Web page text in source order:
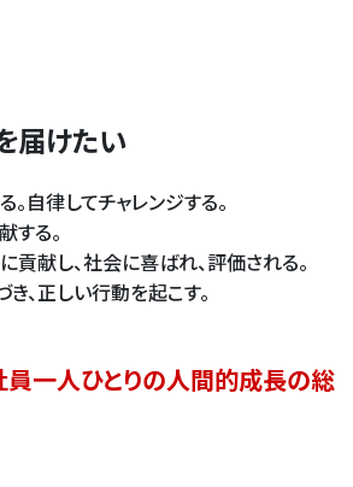
届けたい
自律してチャレンジする。
する。
貢献し、社会に喜ばれ、評価される。
、正しい行動を起こす。
員一人ひとりの人間的成長の総